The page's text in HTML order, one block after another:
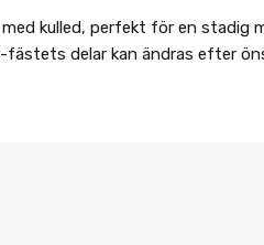
kulled, perfekt för en stadig
delar kan ändras efter